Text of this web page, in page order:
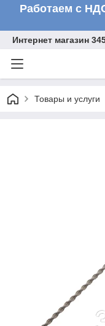
Работаем с
Интернет магазин
Товары и услуги